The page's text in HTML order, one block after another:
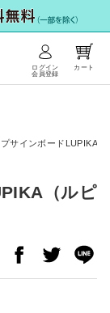
ログイン
会員登録
カート
サインボードLUPIKA
（ルピ